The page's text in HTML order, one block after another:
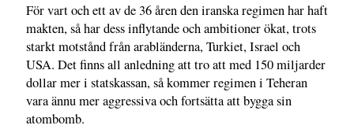
För vart och ett av de 36 åren den iranska regimen har haft
makten, så har dess inflytande och ambitioner ökat, trots
starkt motstånd från arabländerna, Turkiet, Israel och
USA. Det finns all anledning att tro att med 150 miljarder
dollar mer i statskassan, så kommer regimen i Teheran
vara ännu mer aggressiva och fortsätta att bygga sin
atombomb.